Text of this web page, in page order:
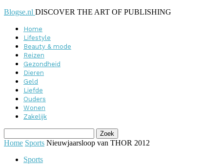
Blogse.nl DISCOVER THE ART OF PUBLISHING
Home
Lifestyle
Beauty & mode
Reizen
Gezondheid
Dieren
Geld
Liefde
Ouders
Wonen
Zakelijk
Home Sports Nieuwjaarsloop van THOR 2012
Sports